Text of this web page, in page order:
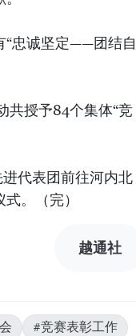
“忠诚坚定——团结自
共授予84个集体“竞
代表团前往河内北
。（完）
越通社
#竞赛表彰工作